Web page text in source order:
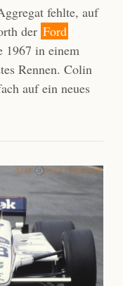
fehlte, auf
der Ford
1967 in einem
Rennen. Colin
auf ein neues